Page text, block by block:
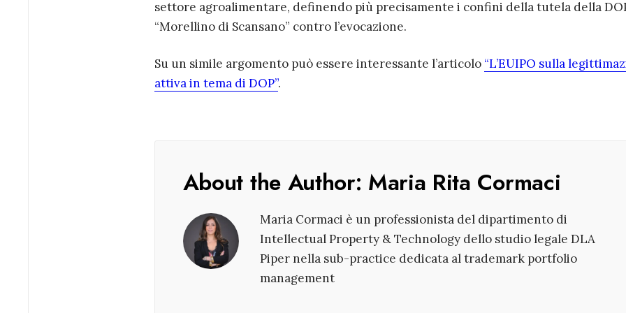
settore agroalimentare, definendo più precisamente i confini della tutela della
“Morellino di Scansano” contro l’evocazione.
Su un simile argomento può essere interessante l’articolo “L’EUIPO sulla
attiva in tema di DOP”.
About the Author: Maria Rita Cormaci
Maria Cormaci è un professionista del dipartimento di
Intellectual Property & Technology dello studio legale DLA
Piper nella sub-practice dedicata al trademark portfolio
management